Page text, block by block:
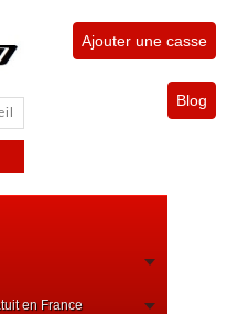
Ajouter une casse
Blog
en France